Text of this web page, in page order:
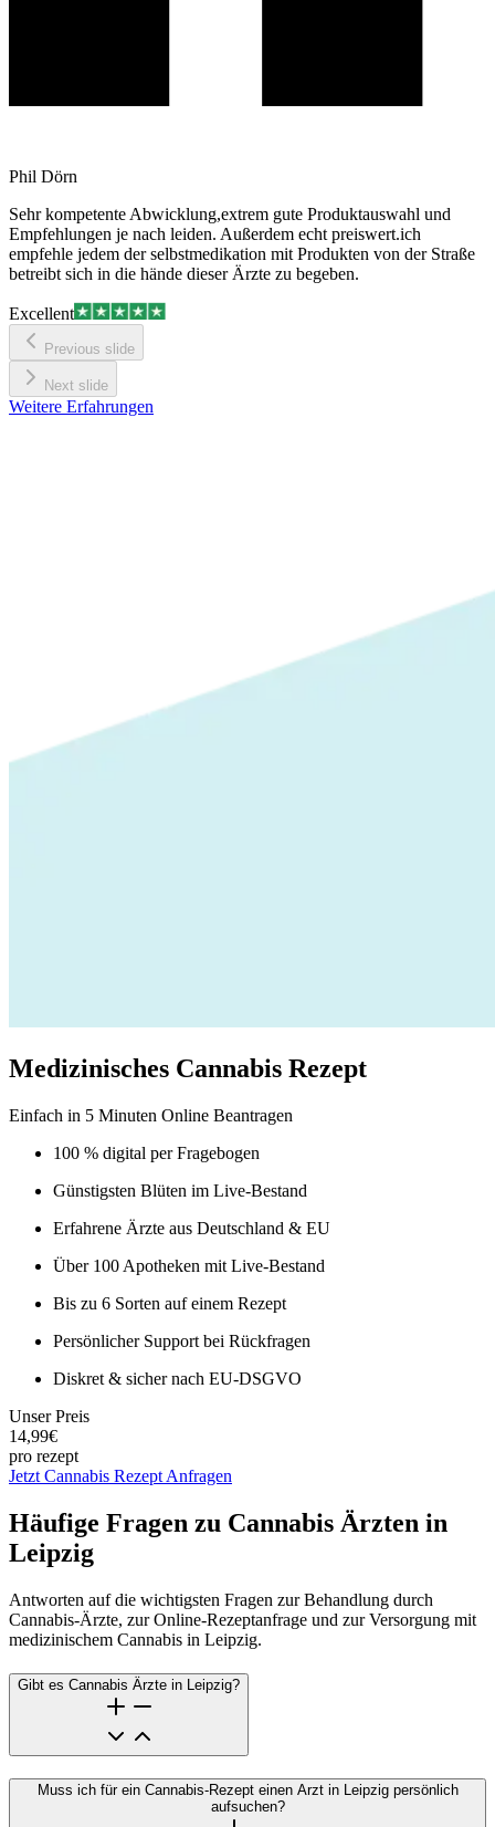
Phil Dörn
Sehr kompetente Abwicklung,extrem gute Produktauswahl und
Empfehlungen je nach leiden. Außerdem echt preiswert.ich
empfehle jedem der selbstmedikation mit Produkten von der Straße
betreibt sich in die hände dieser Ärzte zu begeben.
Excellent
Previous slide
Next slide
Weitere Erfahrungen
Medizinisches Cannabis Rezept
Einfach in 5 Minuten Online Beantragen
100 % digital per Fragebogen
Günstigsten Blüten im Live-Bestand
Erfahrene Ärzte aus Deutschland & EU
Über 100 Apotheken mit Live-Bestand
Bis zu 6 Sorten auf einem Rezept
Persönlicher Support bei Rückfragen
Diskret & sichernach EU-DSGVO
Unser Preis
14,99€
pro rezept
Jetzt Cannabis Rezept Anfragen
Häufige Fragen zu Cannabis Ärzten in
Leipzig
Antworten auf die wichtigsten Fragen zur Behandlung durch
Cannabis-Ärzte, zur Online-Rezeptanfrage und zur Versorgung mit
medizinischem Cannabis in Leipzig.
Gibt es Cannabis Ärzte in Leipzig?
Muss ich für ein Cannabis-Rezept einen Arzt in Leipzig persönlich
aufsuchen?